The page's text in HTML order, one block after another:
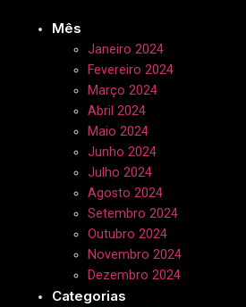
Mês
Janeiro 2024
Fevereiro 2024
Março 2024
Abril 2024
Maio 2024
Junho 2024
Julho 2024
Agosto 2024
Setembro 2024
Outubro 2024
Novembro 2024
Dezembro 2024
Categorias